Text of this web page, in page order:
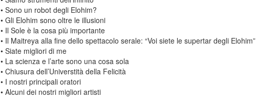
• Sono un robot degli Elohim?
• Gli Elohim sono oltre le illusioni
• Il Sole è la cosa più importante
• Il Maitreya alla fine dello spettacolo serale: “Voi siete le supertar degli Elohim”
• Siate migliori di me
• La scienza e l’arte sono una cosa sola
• Chiusura dell’Universtità della Felicità
• I nostri principali oratori
• Alcuni dei nostri migliori artisti